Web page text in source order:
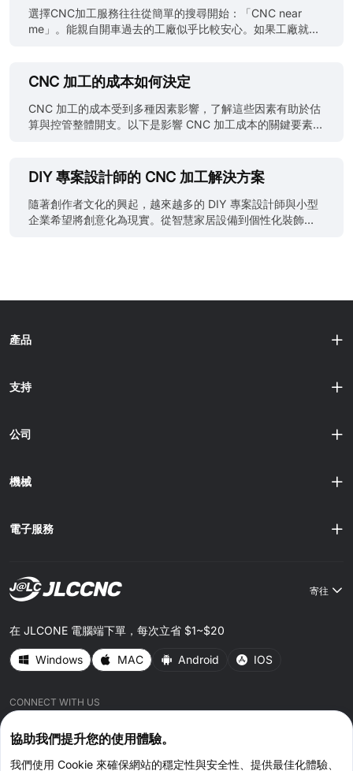
差指南。 2. 多軸同動銑削 （Istock） 標準 3 軸家用 CNC
能處理許多工作，但複雜零件常需5 軸同時加工來完成倒扣、
複合角度或自由曲面。缺乏此能力將導致額外設定、對位風
為何快速交貨在原型製作中舉足輕重 縮短上市時間 快速CNC
原型讓產品團隊大幅壓縮開發週期。設計與生產之間的延遲
夾、手動調整與廢料，成本隨之增加。快速CNC服務一次到
位，減少人力與材料浪費。JLCCNC 的線上流程讓小量或單
件訂單也能以低成本完成，是新創與產品設計師的理想選
擇。 維持高精度 速度不必犧牲精度。高品質CNC加工確保一
致且可重複的精度。JLCCNC 等快速交貨服務即使在加速生
與工法、確認規格即可下......
選擇CNC加工服務往往從簡單的搜尋開始：「CNC near
me」。能親自開車過去的工廠似乎比較安心。如果工廠就在
最適合的夥伴可能不在城鎮另一端，而是某家全球CNC公
司。 單件打樣與線上CNC服務的高精度加工中心 本文不只是
比較線上CNC加工與在地機械工廠。我們將根據風險、可預
測性，以及供應商是否適合當前專案來學習如何決策。你會
「CNC near me」感覺比較安全——卻往往不然 為什麼新手
工程師會本能地找在地工廠？通常是為了降低風險與不確
定，而非距離真能提升加工品質。初次接觸CNC採購時，距
離感覺就是掌控。出錯時，你會想像直接開車過去、當面溝
CNC 加工的成本如何決定
CNC 加工的成本受到多種因素影響，了解這些因素有助於估
算與控管整體開支。以下是影響 CNC 加工成本的關鍵要素：
鈦或其他材料，掌握材料成本對於精準預算至關重要。 提
示： JLC3DP CNC 加工材料價格排序： Cooper-T2＞
Brass-H59＞POM ＞Aluminum7075＞Acrylic＞
PC=Aluminum 6061＞FR4＞Nylon-PA6＞ABS-White＞
機台運行時間，進而降低成本。 3. 人工成本： 熟練的人力是
資。 4. 刀具成本： CNC 加工的精度依賴於端銑刀、鑽頭等
DIY 專案設計師的 CNC 加工解決方案
隨著創作者文化的興起，越來越多的 DIY 專案設計師與小型
企業希望將創意化為現實。從智慧家居設備到個性化裝飾
為創意實現的重要工具。 DIY 專案中常見的 CNC 加工應用
計師能在短時間內製作出細節豐富的原型，從而全方位檢視
符合預期目標。 客製化零件生產 當 DIY 專案需要獨特零件
出符合尺寸與精度標準的零件，為 DIY 專案帶來更多設計自
與驗......
產品
支持
公司
機械
電子服務
寄往
在 JLCONE 電腦端下單，每次立省 $1~$20
Windows MAC Android IOS
CONNECT WITH US
協助我們提升您的使用體驗。
我們使用 Cookie 來確保網站的穩定性與安全性、提供最佳化體驗、